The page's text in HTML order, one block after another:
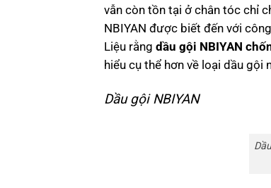
vẫn còn tồn tại ở chân tóc chỉ
NBIYAN được biết đến với
Liệu rằng dầu gội NBIYAN
hiểu cụ thể hơn về loại dầu gội
Dầu gội NBIYAN